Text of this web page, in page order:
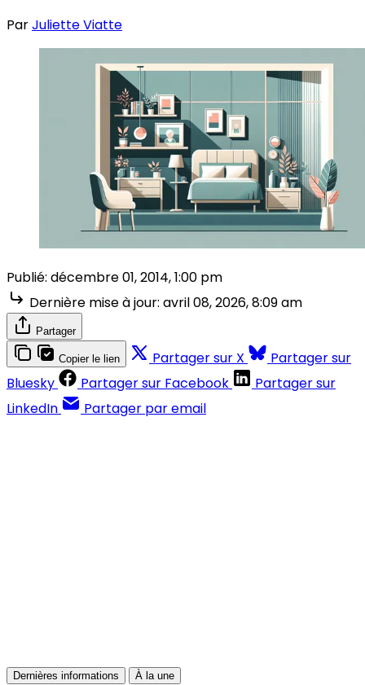
ParJuliette Viatte
Publié: décembre 01, 2014, 1:00 pm
Dernière mise à jour: avril 08, 2026, 8:09 am
Partager
Copier le lien Partager sur X
Partager sur
Bluesky
Partager sur Facebook
Partager sur
LinkedIn
Partager par email
Dernières informations À la une